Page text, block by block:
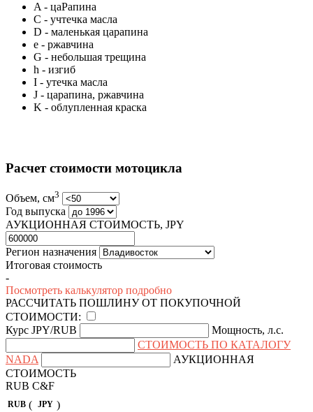
A - цаРапина
C - учтечка масла
D - маленькая царапина
e - ржавчина
G - небольшая трещина
h - изгиб
I - утечка масла
J - царапина, ржавчина
K - облупленная краска
Расчет стоимости мотоцикла
Объем, см3
Год выпуска
АУКЦИОННАЯ СТОИМОСТЬ, JPY
Регион назначения
Итоговая стоимость
-
Посмотреть калькулятор подробно
РАССЧИТАТЬ ПОШЛИНУ ОТ ПОКУПОЧНОЙ
СТОИМОСТИ:
Курс JPY/RUB
Мощность, л.с.
СТОИМОСТЬ ПО КАТАЛОГУ
NADA
АУКЦИОННАЯ
СТОИМОСТЬ
RUB C&F
RUB ( JPY )